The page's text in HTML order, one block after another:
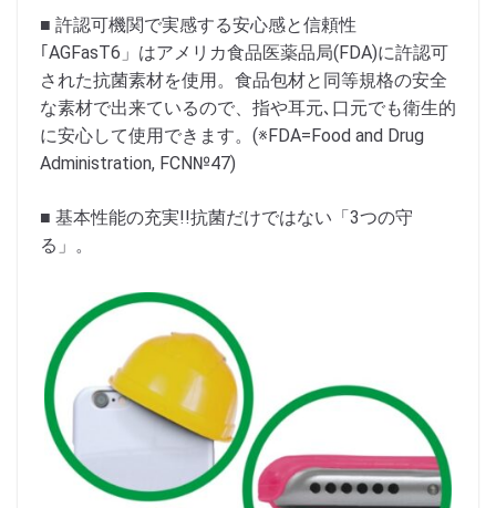
■ 許認可機関で実感する安心感と信頼性
｢AGFasT6」はアメリカ食品医薬品局(FDA)に許認可
された抗菌素材を使用。食品包材と同等規格の安全
な素材で出来ているので、指や耳元､口元でも衛生的
に安心して使用できます。(※FDA=Food and Drug
Administration, FCN№47)
■ 基本性能の充実!!抗菌だけではない「3つの守
る」。